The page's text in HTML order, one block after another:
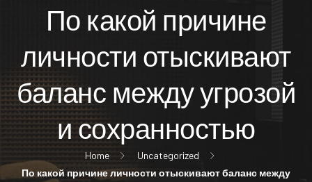
По какой причине
личности отыскивают
баланс между угрозой
и сохранностью
Home
Uncategorized
По какой причине личности отыскивают баланс между